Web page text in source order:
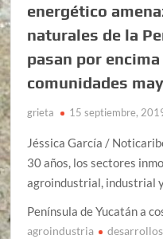
energético
naturales de la
pasan por
comunidades
grieta 15 septiembre,
Jéssica García /
30 años, los sectores
agroindustrial, industrial
Península de Yucatán a
agroindustria